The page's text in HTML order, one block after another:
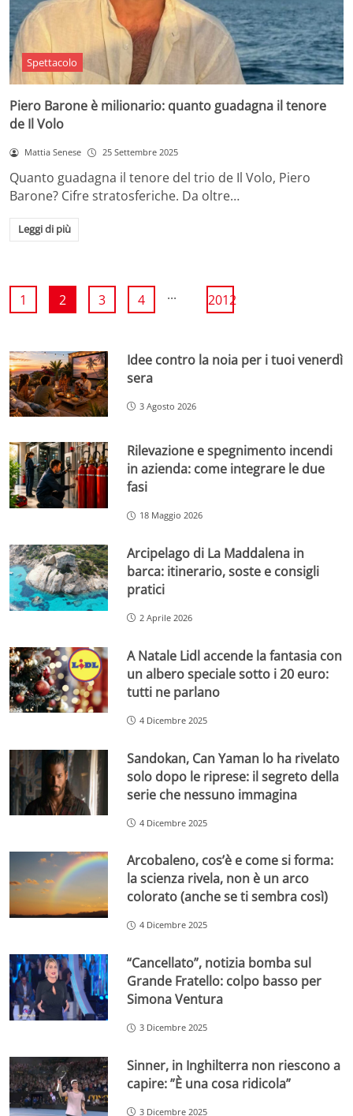
Spettacolo
Piero Barone è milionario: quanto guadagna il tenore
de Il Volo
Mattia Senese 25 Settembre 2025
Quanto guadagna il tenore del trio de Il Volo, Piero
Barone? Cifre stratosferiche. Da oltre…
Leggi di più
1 2 3 4 ... 2012
Idee contro la noia per i tuoi venerdì
sera
3 Agosto 2026
Rilevazione e spegnimento incendi
in azienda: come integrare le due
fasi
18 Maggio 2026
Arcipelago di La Maddalena in
barca: itinerario, soste e consigli
pratici
2 Aprile 2026
A Natale Lidl accende la fantasia con
un albero speciale sotto i 20 euro:
tutti ne parlano
4 Dicembre 2025
Sandokan, Can Yaman lo ha rivelato
solo dopo le riprese: il segreto della
serie che nessuno immagina
4 Dicembre 2025
Arcobaleno, cos’è e come si forma:
la scienza rivela, non è un arco
colorato (anche se ti sembra così)
4 Dicembre 2025
“Cancellato”, notizia bomba sul
Grande Fratello: colpo basso per
Simona Ventura
3 Dicembre 2025
Sinner, in Inghilterra non riescono a
capire: ”È una cosa ridicola”
3 Dicembre 2025